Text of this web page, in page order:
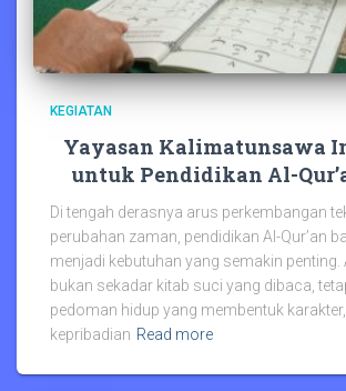
KEGIATAN
Yayasan Kalimatunsawa
untuk Pendidikan Al-
Di tengah derasnya arus perkembangan
perubahan zaman, pendidikan Al-Qur’an
menjadi kebutuhan yang semakin penting.
bukan sekadar kitab suci yang dibaca,
pedoman hidup yang membentuk
kepribadian Read more